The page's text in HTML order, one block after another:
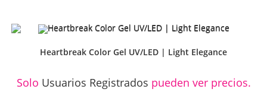
Heartbreak Color Gel UV/LED | Light Elegance
Solo Usuarios Registrados pueden ver precios.